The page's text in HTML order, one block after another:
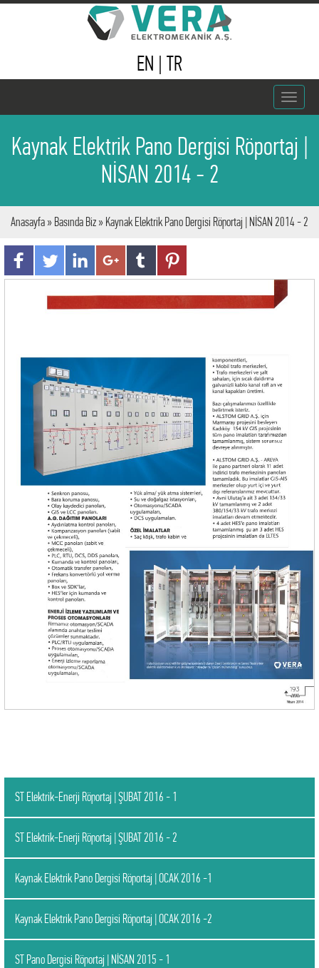
EN | TR
Toggle
Kaynak Elektrik Pano Dergisi Röportaj |
NİSAN 2014 - 2
Anasayfa » Basında Biz » Kaynak Elektrik Pano Dergisi Röportaj | NİSAN 2014 - 2
ST Elektrik-Enerji Röportaj | ŞUBAT 2016 - 1
ST Elektrik-Enerji Röportaj | ŞUBAT 2016 - 2
Kaynak Elektrik Pano Dergisi Röportaj | OCAK 2016 -1
Kaynak Elektrik Pano Dergisi Röportaj | OCAK 2016 -2
ST Pano Dergisi Röportaj | NİSAN 2015 - 1